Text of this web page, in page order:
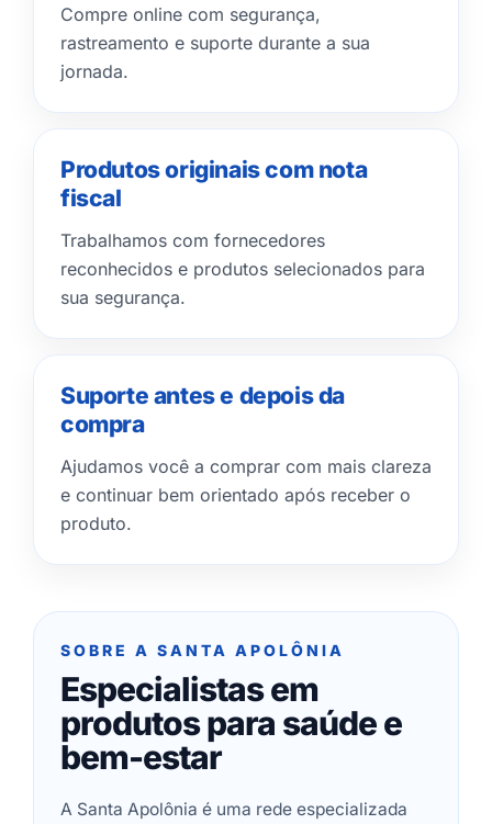
Compre online com segurança,
rastreamento e suporte durante a sua
jornada.
Produtos originais com nota
fiscal
Trabalhamos com fornecedores
reconhecidos e produtos selecionados para
sua segurança.
Suporte antes e depois da
compra
Ajudamos você a comprar com mais clareza
e continuar bem orientado após receber o
produto.
SOBRE A SANTA APOLÔNIA
Especialistas em
produtos para saúde e
bem-estar
A Santa Apolônia é uma rede especializada